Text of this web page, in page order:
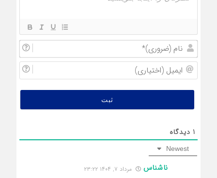
1 دیدگاه
Newest
ناشناس مرداد ۷, ۱۴۰۴ ۲۳:۲۲